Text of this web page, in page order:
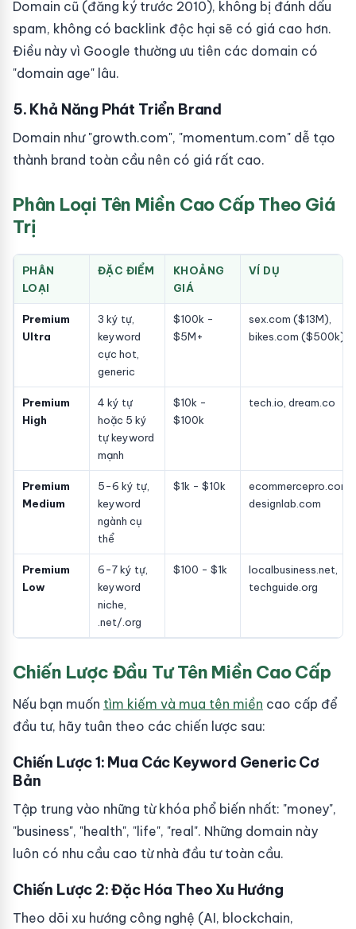
Domain cũ (đăng ký trước 2010), không bị đánh dấu
spam, không có backlink độc hại sẽ có giá cao hơn.
Điều này vì Google thường ưu tiên các domain có
"domain age" lâu.
5. Khả Năng Phát Triển Brand
Domain như "growth.com", "momentum.com" dễ tạo
thành brand toàn cầu nên có giá rất cao.
Phân Loại Tên Miền Cao Cấp Theo Giá
Trị
PHÂN
LOẠI
ĐẶC ĐIỂM
KHOẢNG
GIÁ
VÍ DỤ
Premium
Ultra
3 ký tự,
keyword
cực hot,
generic
$100k -
$5M+
sex.com ($13M),
bikes.com ($500k)
Premium
High
4 ký tự
hoặc 5 ký
tự keyword
mạnh
$10k -
$100k
tech.io, dream.co
Premium
Medium
5-6 ký tự,
keyword
ngành cụ
thể
$1k - $10k
ecommercepro.com,
designlab.com
Premium
Low
6-7 ký tự,
keyword
niche,
.net/.org
$100 - $1k
localbusiness.net,
techguide.org
Chiến Lược Đầu Tư Tên Miền Cao Cấp
Nếu bạn muốn tìm kiếm và mua tên miền cao cấp để
đầu tư, hãy tuân theo các chiến lược sau:
Chiến Lược 1: Mua Các Keyword Generic Cơ
Bản
Tập trung vào những từ khóa phổ biến nhất: "money",
"business", "health", "life", "real". Những domain này
luôn có nhu cầu cao từ nhà đầu tư toàn cầu.
Chiến Lược 2: Đặc Hóa Theo Xu Hướng
Theo dõi xu hướng công nghệ (AI, blockchain,